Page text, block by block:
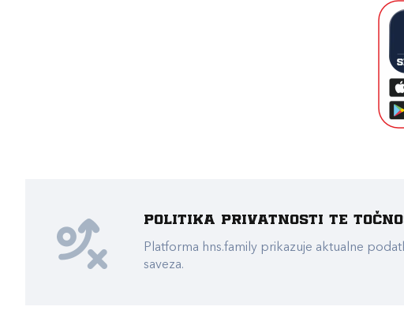
Politika privatnosti te
Platforma hns.family prikazuje aktualne
saveza.